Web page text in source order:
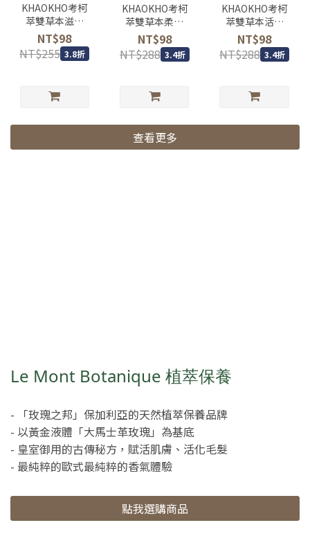
KHAOKHO考柯
萃雙草本滋養
PLUS洗髮精(椰
子&酪梨)220ml
(2027.05.23到
NT$98
NT$255 3.8折
KHAOKHO考柯
萃雙草本柔順
PLUS洗髮精(蘆
薈&茶樹)
320ml(2027.06.15
NT$98
NT$288 3.4折
KHAOKHO考柯
萃雙草本活髮
PLUS洗髮精(香
檸&積雪
草
NT$98
NT$288 3.4折
查看更多
Le Mont Botanique 植萃保養
- 「玫瑰之邦」保加利亞的天然植萃保養品牌
- 以黃金液體「大馬士革玫瑰」為基底
- 皇室御用的古傳秘方，賦活肌膚、活化毛髮
- 最純粹的歐式最純粹的香氣體驗
點我選購商品